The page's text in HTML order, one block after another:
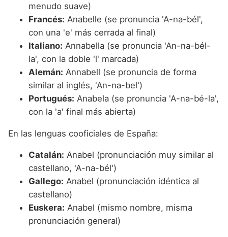
menudo suave)
Francés: Anabelle (se pronuncia 'A-na-bél',
con una 'e' más cerrada al final)
Italiano: Annabella (se pronuncia 'An-na-bél-
la', con la doble 'l' marcada)
Alemán: Annabell (se pronuncia de forma
similar al inglés, 'An-na-bel')
Portugués: Anabela (se pronuncia 'A-na-bé-la',
con la 'a' final más abierta)
En las lenguas cooficiales de España:
Catalán: Anabel (pronunciación muy similar al
castellano, 'A-na-bél')
Gallego: Anabel (pronunciación idéntica al
castellano)
Euskera: Anabel (mismo nombre, misma
pronunciación general)